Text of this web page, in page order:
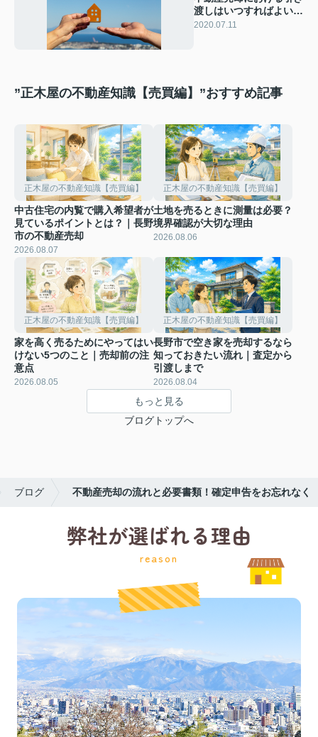
渡しはいつすればよい？
家具家電は？
2020.07.11
”正木屋の不動産知識【売買編】”おすすめ記事
正木屋の不動産知識【売買編】
中古住宅の内覧で購入希望者が
見ているポイントとは？｜長野
市の不動産売却
2026.08.07
正木屋の不動産知識【売買編】
土地を売るときに測量は必要？
境界確認が大切な理由
2026.08.06
正木屋の不動産知識【売買編】
家を高く売るためにやってはい
けない5つのこと｜売却前の注
意点
2026.08.05
正木屋の不動産知識【売買編】
長野市で空き家を売却するなら
知っておきたい流れ｜査定から
引渡しまで
2026.08.04
もっと見る
ブログトップへ
ブログ 不動産売却の流れと必要書類！確定申告をお忘れなく
弊社が選ばれる理由
reason